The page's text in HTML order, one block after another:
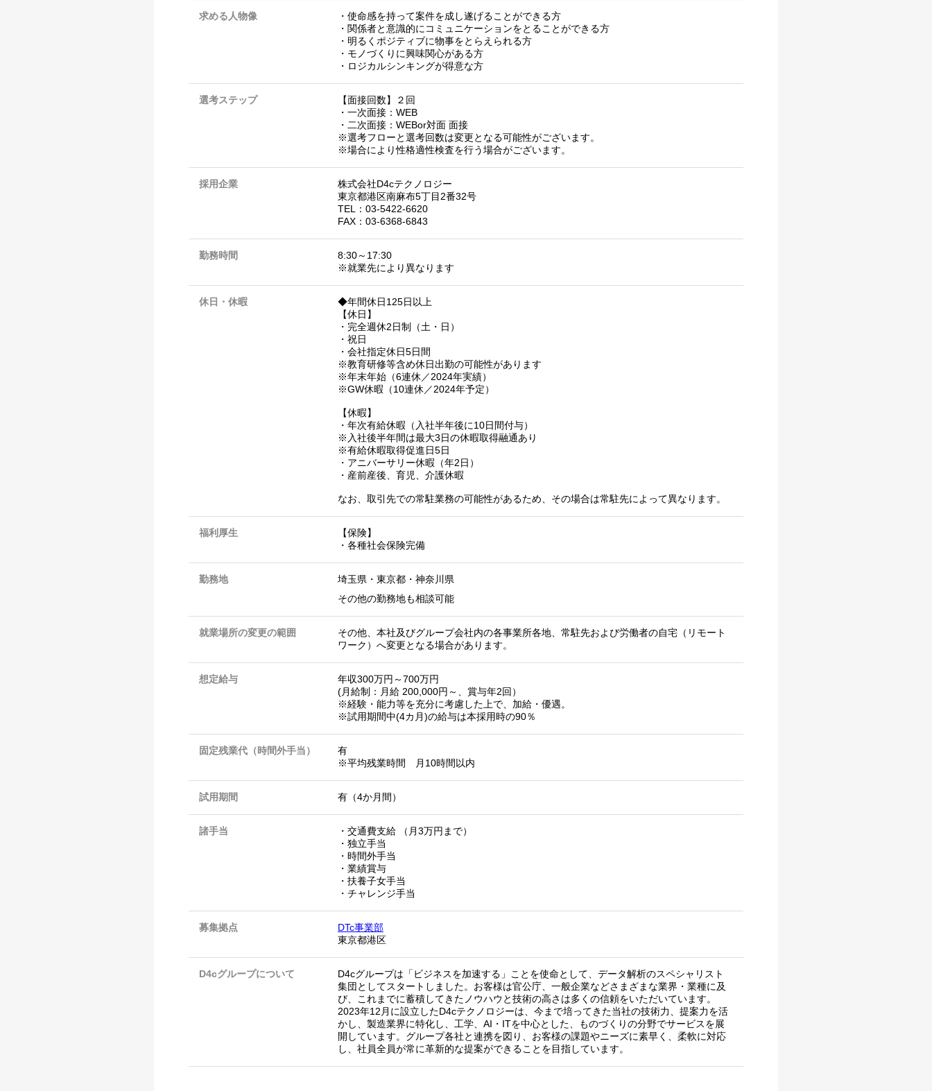
求める人物像
・使命感を持って案件を成し遂げることができる方
・関係者と意識的にコミュニケーションをとることができる方
・明るくポジティブに物事をとらえられる方
・モノづくりに興味関心がある方
・ロジカルシンキングが得意な方
選考ステップ
【面接回数】２回
・一次面接：WEB
・二次面接：WEBor対面 面接
※選考フローと選考回数は変更となる可能性がございます。
※場合により性格適性検査を行う場合がございます。
採用企業
株式会社D4cテクノロジー
東京都港区南麻布5丁目2番32号
TEL：03-5422-6620
FAX：03-6368-6843
勤務時間
8:30～17:30
※就業先により異なります
休日・休暇
◆年間休日125日以上
【休日】
・完全週休2日制（土・日）
・祝日
・会社指定休日5日間
※教育研修等含め休日出勤の可能性があります
※年末年始（6連休／2024年実績）
※GW休暇（10連休／2024年予定）
【休暇】
・年次有給休暇（入社半年後に10日間付与）
※入社後半年間は最大3日の休暇取得融通あり
※有給休暇取得促進日5日
・アニバーサリー休暇（年2日）
・産前産後、育児、介護休暇
なお、取引先での常駐業務の可能性があるため、その場合は常駐先によって異なります。
福利厚生
【保険】
・各種社会保険完備
勤務地 埼玉県 ・ 東京都 ・ 神奈川県
その他の勤務地も相談可能
就業場所の変更の範囲
その他、本社及びグループ会社内の各事業所各地、常駐先および労働者の自宅（リモート
ワーク）へ変更となる場合があります。
想定給与
年収300万円～700万円
(月給制：月給 200,000円～、賞与年2回）
※経験・能力等を充分に考慮した上で、加給・優遇。
※試用期間中(4カ月)の給与は本採用時の90％
固定残業代（時間外手当）
有
※平均残業時間 月10時間以内
試用期間 有（4か月間）
諸手当
・交通費支給 （月3万円まで）
・独立手当
・時間外手当
・業績賞与
・扶養子女手当
・チャレンジ手当
募集拠点
DTc事業部
東京都港区
D4cグループについて
D4cグループは「ビジネスを加速する」ことを使命として、データ解析のスペシャリスト
集団としてスタートしました。お客様は官公庁、一般企業などさまざまな業界・業種に及
び、これまでに蓄積してきたノウハウと技術の高さは多くの信頼をいただいています。
2023年12月に設立したD4cテクノロジーは、今まで培ってきた当社の技術力、提案力を活
かし、製造業界に特化し、工学、AI・ITを中心とした、ものづくりの分野でサービスを展
開しています。グループ各社と連携を図り、お客様の課題やニーズに素早く、柔軟に対応
し、社員全員が常に革新的な提案ができることを目指しています。